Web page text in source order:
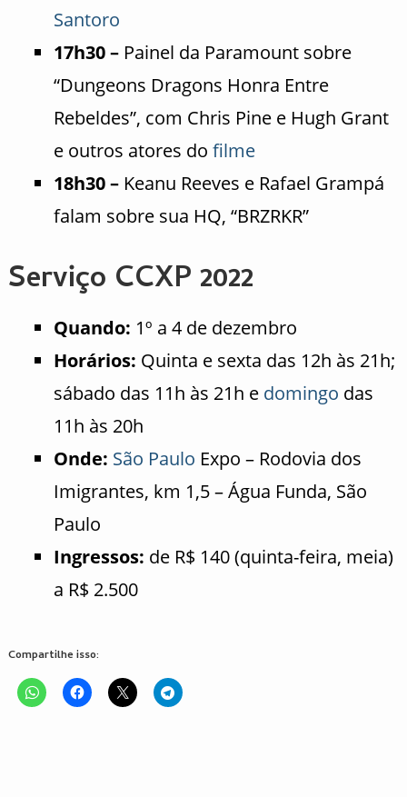
Santoro
17h30 –Painel da Paramount sobre
“Dungeons Dragons Honra Entre
Rebeldes”, com Chris Pine e Hugh Grant
e outros atores do filme
18h30 – Keanu Reeves e Rafael Grampá
falam sobre sua HQ, “BRZRKR”
Serviço CCXP 2022
Quando: 1º a 4 de dezembro
Horários: Quinta e sexta das 12h às 21h;
sábado das 11h às 21h e domingo das
11h às 20h
Onde: São Paulo Expo – Rodovia dos
Imigrantes, km 1,5 – Água Funda, São
Paulo
Ingressos: de R$ 140 (quinta-feira, meia)
a R$ 2.500
Compartilhe isso: